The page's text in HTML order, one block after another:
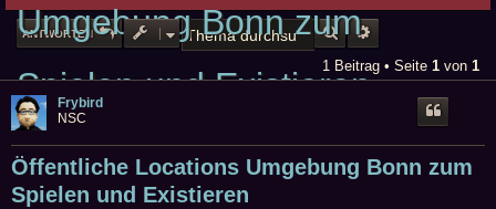
h
e
Umgebung Bonn zum
Spielen und Existieren
ANTWORTEN SUCHE
1 Beitrag • Seite 1 von 1
Frybird
NSC
Öffentliche Locations Umgebung Bonn zum
Spielen und Existieren